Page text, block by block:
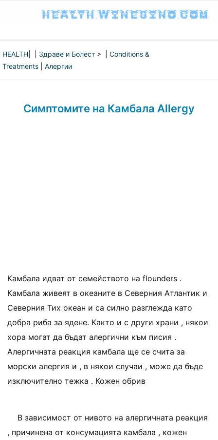
HEALTH Здраве и Болест > | Conditions &
Treatments
Алергии
Симптомите на Камбала Allergy
Камбала идват от семейството на flounders .
Камбала живеят в океаните в Северния Атлантик и
Северния Тих океан и са силно разглежда като
добра риба за ядене. Както и с други храни , някои
хора могат да бъдат алергични към писия .
Алергичната реакция камбала ще се счита за
морски алергия и , в някои случаи , може да бъде
изключително тежка . Кожен обрив
В зависимост от нивото на алергичната реакция
, причинена от консумацията камбала , кожен